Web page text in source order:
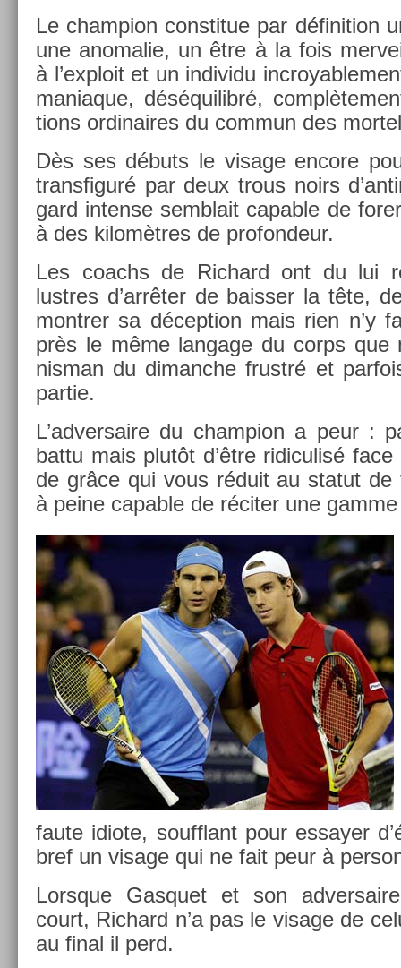
Le champ­ion con­stitue par défini­tion
une an­omalie, un être à la fois
à l’exploit et un in­dividu
maniaque, déséquilibré,
tions or­dinaires du com­mun des
Dès ses débuts le visage en­core
trans­figuré par deux trous noirs
gard in­ten­se semblait cap­able de
à des kilomètres de pro­fon­deur.
Les co­achs de Ric­hard ont du lui
lustres d’arrêter de baiss­er la tête,
montr­er sa décep­tion mais rien n’y
près le même lan­gage du corps que
nisman du di­manche frustré et
par­tie.
L’ad­versaire du champ­ion a peur :
battu mais plutôt d’être ridiculisé
de grâce qui vous réduit au statut de
à peine cap­able de réciter une
faute idiote, soufflant pour es­say­er
bref un visage qui ne fait peur à
Lorsque Gas­quet et son
court, Ric­hard n’a pas le visage de
au final il perd.